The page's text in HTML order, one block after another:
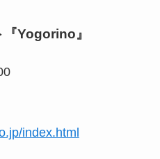
Yogorino』
index.html